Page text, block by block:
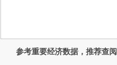
参考重要经济数据，推荐查阅